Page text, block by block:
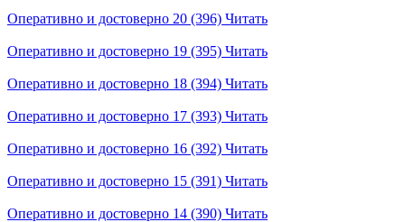
Оперативно и достоверно 20 (396) Читать
Оперативно и достоверно 19 (395) Читать
Оперативно и достоверно 18 (394) Читать
Оперативно и достоверно 17 (393) Читать
Оперативно и достоверно 16 (392) Читать
Оперативно и достоверно 15 (391) Читать
Оперативно и достоверно 14 (390) Читать